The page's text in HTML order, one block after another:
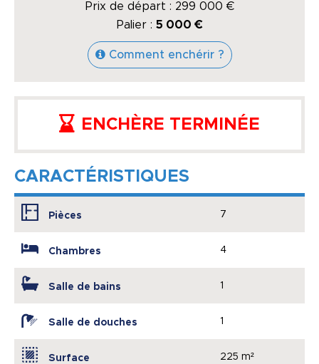
Prix de départ : 299 000 €
Palier : 5 000 €
Comment enchérir ?
ENCHÈRE TERMINÉE
CARACTÉRISTIQUES
Pièces 7
Chambres 4
Salle de bains 1
Salle de douches 1
Surface 225 m²